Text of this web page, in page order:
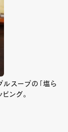
ルスープの「塩ら
ング。